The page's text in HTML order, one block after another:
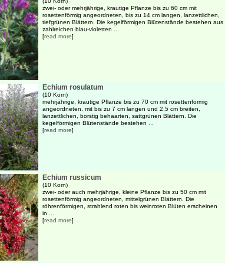
zwei- oder mehrjährige, krautige Pflanze bis zu 60 cm mit
rosettenförmig angeordneten, bis zu 14 cm langen, lanzettlichen,
tiefgrünen Blättern. Die kegelförmigen Blütenstände bestehen aus
zahlreichen blau-violetten ...
[read more]
Echium rosulatum
(10 Korn)
mehrjährige, krautige Pflanze bis zu 70 cm mit rosettenförmig
angeordneten, mit bis zu 7 cm langen und 2,5 cm breiten,
lanzettlichen, borstig behaarten, sattgrünen Blättern. Die
kegelförmigen Blütenstände bestehen ...
[read more]
Echium russicum
(10 Korn)
zwei- oder auch mehrjährige, kleine Pflanze bis zu 50 cm mit
rosettenförmig angeordneten, mittelgrünen Blättern. Die
röhrenförmigen, strahlend roten bis weinroten Blüten erscheinen
in ...
[read more]